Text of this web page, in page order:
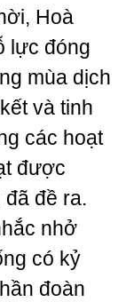
Hoà
lực đóng
mùa dịch
và tinh
các hoạt
được
đề ra.
nhở
có kỷ
đoàn